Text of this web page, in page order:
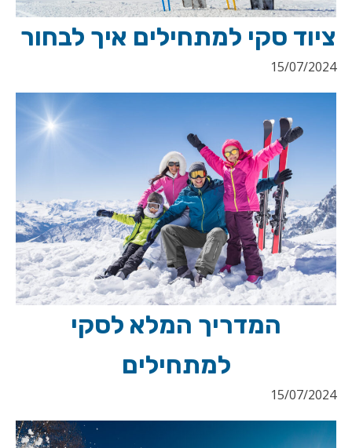
ציוד סקי למתחילים איך לבחור
15/07/2024
המדריך המלא לסקי
למתחילים
15/07/2024